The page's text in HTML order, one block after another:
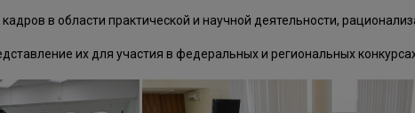
в области практической и научной деятельности,
их для участия в федеральных и региональных